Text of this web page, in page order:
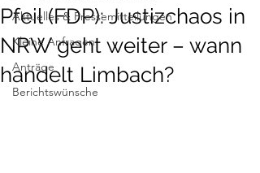
Aktuelles & Pressemitteilungen
Kleine Anfragen
Anträge
Berichtswünsche
Pfeil (FDP): Justizchaos in
NRW geht weiter – wann
handelt Limbach?